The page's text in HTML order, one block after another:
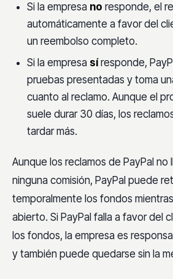
Si la empresa no responde, el
automáticamente a favor del
un reembolso completo.
Si la empresa síresponde,
pruebas presentadas y toma
cuanto al reclamo. Aunque el
suele durar 30 días, los
tardar más.
Aunque los reclamos de PayPal no
ninguna comisión, PayPal puede
temporalmente los fondos
abierto. Si PayPal falla a favor del
los fondos, la empresa es
y también puede quedarse sin la